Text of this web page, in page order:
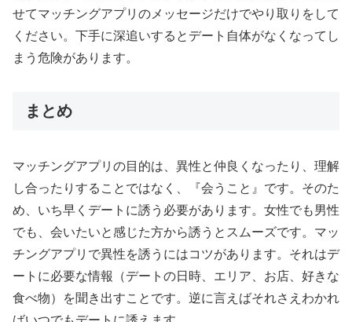
せてマッチングアプリのメッセージだけでやり取りをして
ください。下手に深追いするとデート自体がなくなってし
まう危険があります。
まとめ
マッチングアプリの目的は、異性と仲良くなったり、理解
し合ったりすることではなく、『会うこと』です。そのた
め、いち早くデートに誘う必要があります。女性でも男性
でも、会いたいと感じた方から誘うとスムーズです。マッ
チングアプリで異性を誘うにはコツがあります。それはデ
ートに必要な情報（デートの日時、エリア、お店、好きな
食べ物）を聞き出すことです。逆に言えばそれさえわかれ